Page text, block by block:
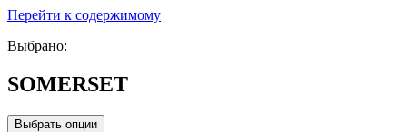
Перейти к содержимому
Выбрано:
SOMERSET
Выбрать опции